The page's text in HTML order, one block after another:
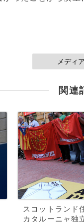
メディ
関連
スコットランド
カタルーニャ独